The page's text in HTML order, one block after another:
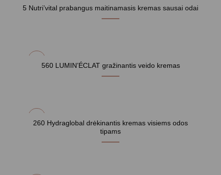
5 Nutri’vital prabangus maitinamasis kremas sausai odai
560 LUMIN’ÉCLAT gražinantis veido kremas
260 Hydraglobal drėkinantis kremas visiems odos
tipams